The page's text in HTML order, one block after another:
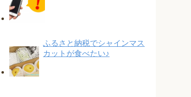
ふるさと納税でシャインマス
カットが食べたい♪